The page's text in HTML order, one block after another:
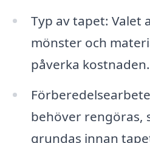
Typ av tapet: Valet
mönster och
påverka kostnaden.
behöver rengöras,
grundas innan